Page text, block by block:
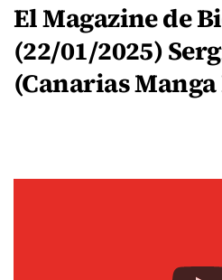
El Magazine de
(22/01/2025)
(Canarias